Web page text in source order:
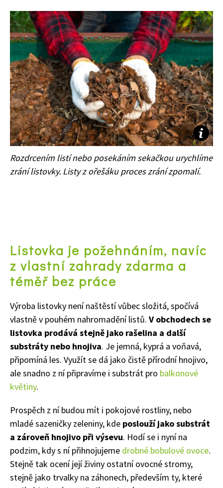
Rozdrcením listí nebo posekáním sekačkou urychlíme
zrání listovky. Listy z ořešáku proces zrání zpomalí.
Listovka je požehnáním, navíc
z vlastní zahrady zdarma a
téměř bez práce
Výroba listovky není naštěstí vůbec složitá, spočívá
vlastně v pouhém nahromadění listů. V obchodech se
listovka prodává stejně jako rašelina a další
substráty nebo hnojiva. Je jemná, kyprá a voňavá,
připomíná les. Využít se dá jako čistě přírodní hnojivo,
ale snadno z ní připravíme i substrát pro balkonové
květiny.
Prospěch z ní budou mít i pokojové rostliny, nebo
mladé sazeničky zeleniny, kde poslouží jako substrát
a zároveň hnojivo při výsevu. Hodí se i nyní na
podzim, kdy s ní přihnojujeme drobné bobulové ovoce.
Stejně tak ocení její živiny ostatní ovocné stromy,
stejně jako trvalky na záhonech, především ty, které